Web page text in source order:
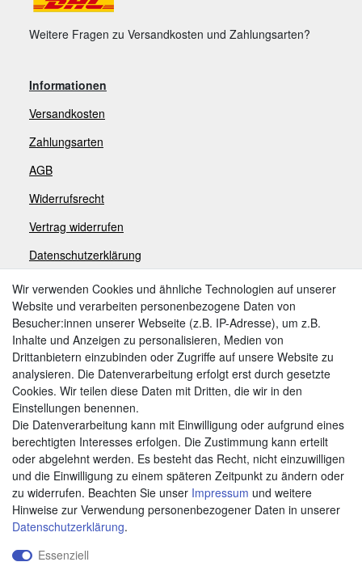
Weitere Fragen zu Versandkosten und Zahlungsarten?
Informationen
Versandkosten
Zahlungsarten
AGB
Widerrufsrecht
Vertrag widerrufen
Datenschutzerklärung
Impressum
Zahlungsarten
Weitere Zahlungsarten:
Kauf auf Rechnung
Vorkasse
Hier sind wir
Wir verwenden Cookies und ähnliche Technologien auf unserer
Website und verarbeiten personenbezogene Daten von
Besucher:innen unserer Webseite (z.B. IP-Adresse), um z.B.
Inhalte und Anzeigen zu personalisieren, Medien von
Drittanbietern einzubinden oder Zugriffe auf unsere Website zu
analysieren. Die Datenverarbeitung erfolgt erst durch gesetzte
Cookies. Wir teilen diese Daten mit Dritten, die wir in den
Einstellungen benennen.
Die Datenverarbeitung kann mit Einwilligung oder aufgrund eines
berechtigten Interesses erfolgen. Die Zustimmung kann erteilt
oder abgelehnt werden. Es besteht das Recht, nicht einzuwilligen
und die Einwilligung zu einem späteren Zeitpunkt zu ändern oder
zu widerrufen. Beachten Sie unser Impressum und weitere
Hinweise zur Verwendung personenbezogener Daten in unserer
Daten­schutz­erklärung.
Essenziell